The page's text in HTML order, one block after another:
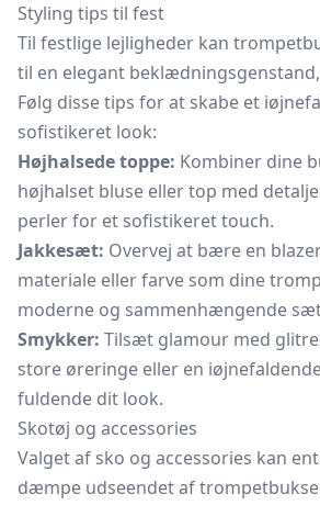
Styling tips til fest
Til festlige lejligheder kan
til en elegant
Følg disse tips for at skabe et
sofistikeret look:
Højhalsede toppe: Kombiner dine
højhalset bluse eller top med
perler for et sofistikeret touch.
Jakkesæt: Overvej at bære en
materiale eller farve som dine
moderne og sammenhængende
Smykker: Tilsæt glamour med
store øreringe eller en
fuldende dit look.
Skotøj og accessories
Valget af sko og accessories kan
dæmpe udseendet af